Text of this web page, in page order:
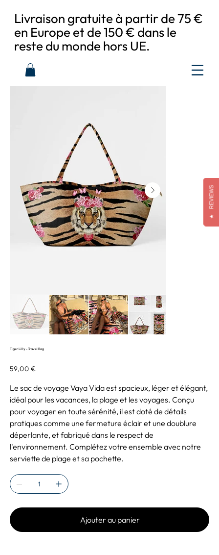
Livraison gratuite à partir de 75 €
en Europe et de 150 € dans le
reste du monde hors UE.
Tiger Lilly - Travel Bag
Prix
59,00 €
Le sac de voyage Vaya Vida est spacieux, léger et élégant,
idéal pour les vacances, la plage et les voyages. Conçu
pour voyager en toute sérénité, il est doté de détails
pratiques comme une fermeture éclair et une doublure
déperlante, et fabriqué dans le respect de
l'environnement. Complétez votre ensemble avec notre
serviette de plage et sa pochette.
Ajouter au panier
★
REVIEWS